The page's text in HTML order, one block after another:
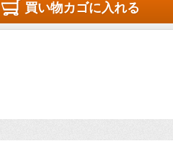
買い物カゴに入れる